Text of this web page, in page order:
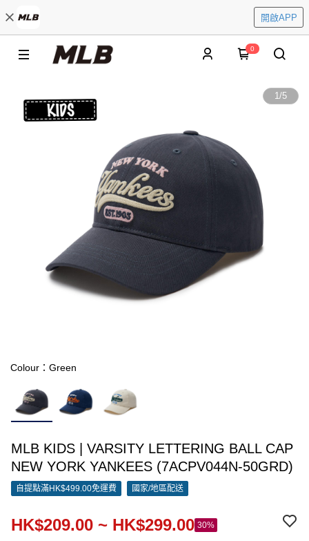
開啟APP
0
1/5
Colour：Green
MLB KIDS | VARSITY LETTERING BALL CAP
NEW YORK YANKEES (7ACPV044N-50GRD)
自提點滿HK$499.00免運費 國家/地區配送
HK$209.00 ~ HK$299.00 30%